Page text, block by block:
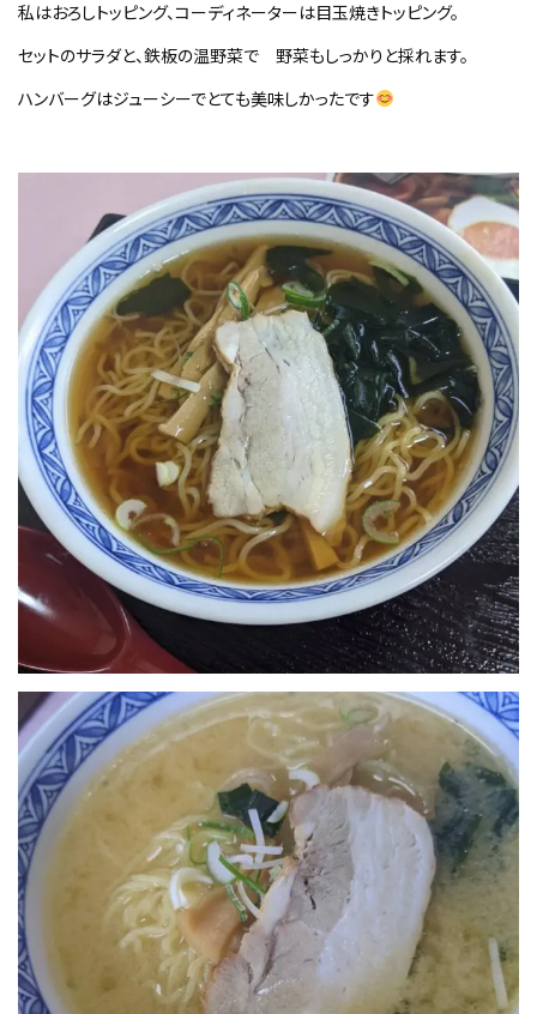
私はおろしトッピング、コーディネーターは目玉焼きトッピング。
セットのサラダと、鉄板の温野菜で 野菜もしっかりと採れます。
ハンバーグはジューシーでとても美味しかったです